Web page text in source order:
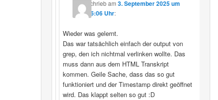
schriebam 3. September 2025 um
16:06 Uhr:
Wieder was gelernt.
Das war tatsächlich einfach der output von
grep, den ich nichtmal verlinken wollte. Das
muss dann aus dem HTML Transkript
kommen. Geile Sache, dass das so gut
funktioniert und der Timestamp direkt geöffnet
wird. Das klappt selten so gut :D